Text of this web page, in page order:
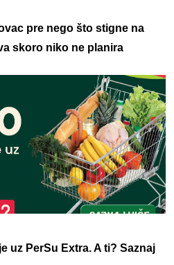
pre nego što stigne na
skoro niko ne planira
uz PerSu Extra. A ti? Saznaj